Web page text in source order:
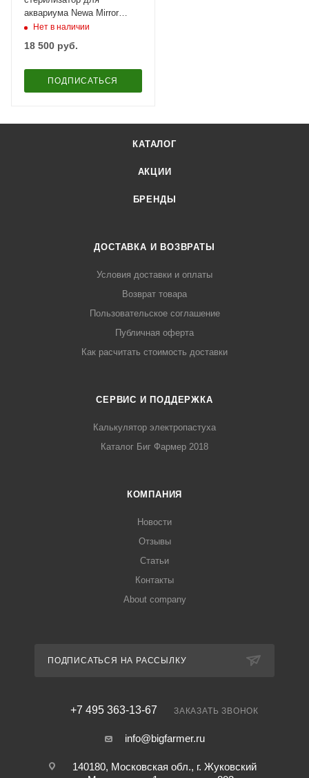
аквариума Newa Mirror
Hang On UVC filter 11W с
Нет в наличии
18 500 руб.
ПОДПИСАТЬСЯ
КАТАЛОГ
АКЦИИ
БРЕНДЫ
ДОСТАВКА И ВОЗВРАТЫ
Условия доставки и оплаты
Возврат товара
Пользовательское соглашение
Публичная оферта
Как расчитать стоимость доставки
СЕРВИС И ПОДДЕРЖКА
Калькулятор электропастуха
Каталог Биг Фармер 2018
КОМПАНИЯ
Новости
Отзывы
Статьи
Контакты
About company
ПОДПИСАТЬСЯ НА РАССЫЛКУ
+7 495 363-13-67 ЗАКАЗАТЬ ЗВОНОК
info@bigfarmer.ru
140180, Московская обл., г. Жуковский